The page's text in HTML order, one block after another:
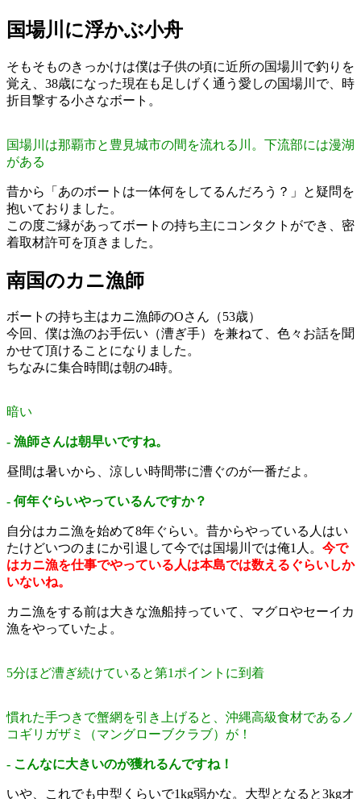
国場川に浮かぶ小舟
そもそものきっかけは僕は子供の頃に近所の国場川で釣りを
覚え、38歳になった現在も足しげく通う愛しの国場川で、時
折目撃する小さなボート。
国場川は那覇市と豊見城市の間を流れる川。下流部には漫湖
がある
昔から「あのボートは一体何をしてるんだろう？」と疑問を
抱いておりました。
この度ご縁があってボートの持ち主にコンタクトができ、密
着取材許可を頂きました。
南国のカニ漁師
ボートの持ち主はカニ漁師のOさん（53歳）
今回、僕は漁のお手伝い（漕ぎ手）を兼ねて、色々お話を聞
かせて頂けることになりました。
ちなみに集合時間は朝の4時。
暗い
- 漁師さんは朝早いですね。
昼間は暑いから、涼しい時間帯に漕ぐのが一番だよ。
- 何年ぐらいやっているんですか？
自分はカニ漁を始めて8年ぐらい。昔からやっている人はい
たけどいつのまにか引退して今では国場川では俺1人。 今で
はカニ漁を仕事でやっている人は本島では数えるぐらいしか
いないね。
カニ漁をする前は大きな漁船持っていて、マグロやセーイカ
漁をやっていたよ。
5分ほど漕ぎ続けていると第1ポイントに到着
慣れた手つきで蟹網を引き上げると、沖縄高級食材であるノ
コギリガザミ（マングローブクラブ）が！
- こんなに大きいのが獲れるんですね！
いや、これでも中型くらいで1kg弱かな。大型となると3kgオ